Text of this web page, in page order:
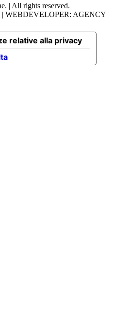
| All rights reserved.
| WEBDEVELOPER: AGENCY
relative alla privacy